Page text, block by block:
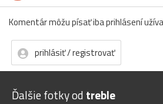
Komentár môžu písať iba prihlásení
prihlásiť / registrovať
Ďalšie fotky od treble